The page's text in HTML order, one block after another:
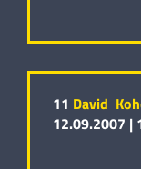
11 David
12.09.2007 |